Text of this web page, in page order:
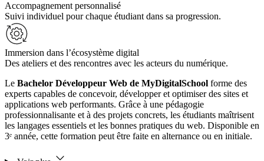
Accompagnement personnalisé
Suivi individuel pour chaque étudiant dans sa progression.
Immersion dans l’écosystème digital
Des ateliers et des rencontres avec les acteurs du numérique.
Le Bachelor Développeur Web de MyDigitalSchool forme des
experts capables de concevoir, développer et optimiser des sites et
applications web performants. Grâce à une pédagogie
professionnalisante et à des projets concrets, les étudiants maîtrisent
les langages essentiels et les bonnes pratiques du web. Disponible en
3ᵉ année, cette formation peut être faite en alternance ou en initiale.